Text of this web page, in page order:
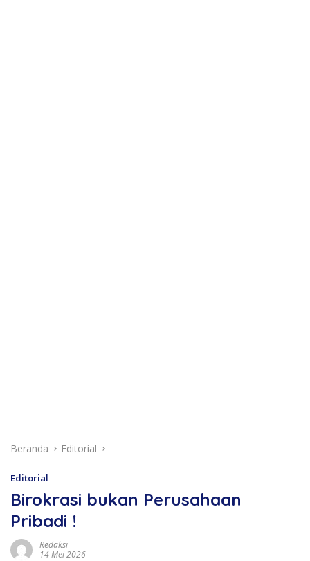
Beranda Editorial
Editorial
Birokrasi bukan Perusahaan
Pribadi !
Redaksi
14 Mei 2026